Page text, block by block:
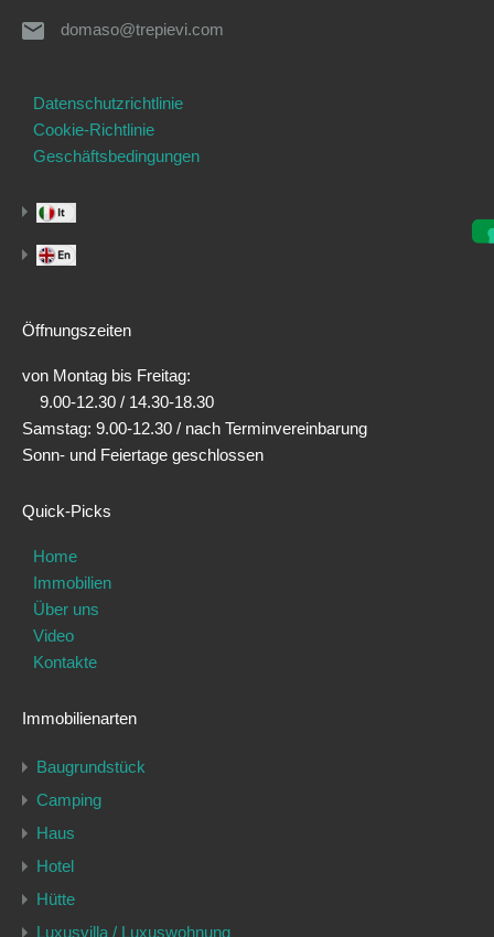
domaso@trepievi.com
Datenschutzrichtlinie
Cookie-Richtlinie
Geschäftsbedingungen
Öffnungszeiten
von Montag bis Freitag:
9.00-12.30 / 14.30-18.30
Samstag: 9.00-12.30 / nach Terminvereinbarung
Sonn- und Feiertage geschlossen
Quick-Picks
Home
Immobilien
Über uns
Video
Kontakte
Immobilienarten
Baugrundstück
Camping
Haus
Hotel
Hütte
Luxusvilla / Luxuswohnung